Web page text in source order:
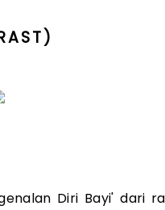
Diri Bayi' dari